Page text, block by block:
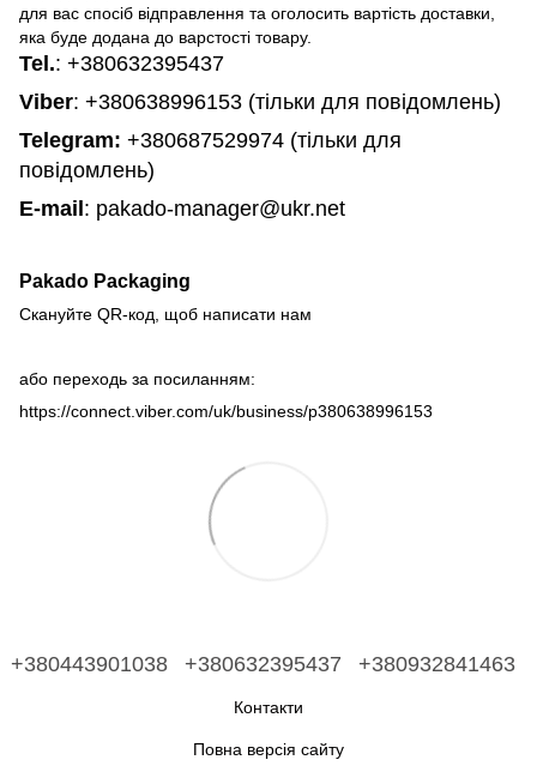
для вас спосіб відправлення та оголосить вартість доставки,
яка буде додана до варстості товару.
Tel.: +380632395437
Viber: +380638996153 (тільки для повідомлень)
Telegram: +380687529974 (тільки для
повідомлень)
E-mail: pakado-manager@ukr.net
Pakado Packaging
Скануйте QR-код, щоб написати нам
або переходь за посиланням:
https://connect.viber.com/uk/business/p380638996153
+380443901038 +380632395437 +380932841463
Контакти
Повна версія сайту